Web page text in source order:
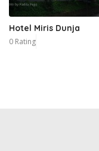
Hotel Miris Dunja
0 Rating